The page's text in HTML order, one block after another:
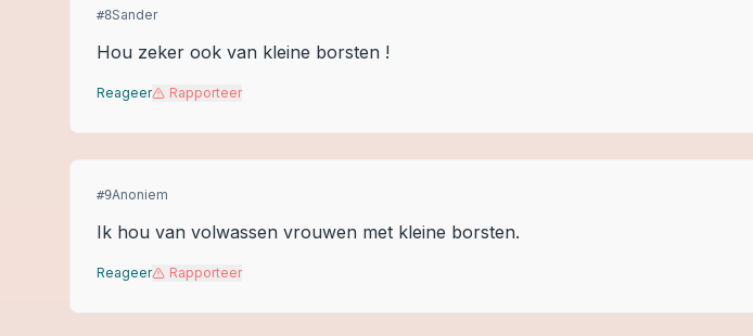
#8Sander
Hou zeker ook van kleine borsten !
Reageer Rapporteer
#9Anoniem
Ik hou van volwassen vrouwen met kleine borsten.
Reageer Rapporteer